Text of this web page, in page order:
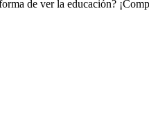
de ver la educación?